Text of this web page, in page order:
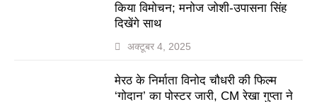
किया विमोचन; मनोज जोशी-उपासना सिंह
दिखेंगे साथ
अक्टूबर 4, 2025
मेरठ के निर्माता विनोद चौधरी की फिल्म
‘गोदान’ का पोस्टर जारी, CM रेखा गुप्ता ने